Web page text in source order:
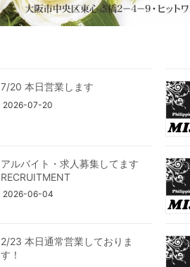
7/20 本日営業します
2026-07-20
アルバイト・求人募集してます
RECRUITMENT
2026-06-04
2/23 本日通常営業しておりま
す！